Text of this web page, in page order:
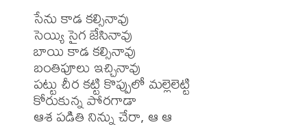
సేను కాడ కల్సినావు
సెయ్యి సైగ జేసినావు
బాయి కాడ కల్సినావు
బంతిపూలు ఇచ్చినావు
పట్టు చీర కట్టి కొప్పులో మల్లెలెట్టి
కోరుకున్న పోరగాడా
ఆశ పడితి నిన్ను చేరా, ఆ ఆ